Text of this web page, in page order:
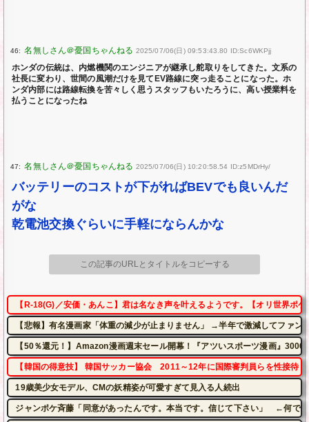
46: 2025/07/06(日) 09:53:43.80 ID:Sc6WKPjj
ホンダの伝統は、内燃機関のエンジニアが継承し舵取りをしてきた。文系の
社長に変わり、世間の風潮だけを見てEV路線に突っ走ることになった。ホ
ンダ内部には路線転換を苦々しく思うスタッフもいたろうに、高い授業料を
払うことになったね
47: 2025/07/06(日) 10:20:58.54 ID:z5MDrHy/
バッテリーのコストが下がればBEVでも良いんだ
がな
乾電池交換ぐらいに手軽にならんかな
この記事のURLとタイトルをコピーする
【R-18(G)／安価・あんこ】君は名なき声を叶えるようです。【オリ世界ポ
【悲報】有名漫画家「体重の減少が止まりません」 →半年で激減してファン
【50％還元！】Amazon漫画週末セール開幕！『アツいスポーツ漫画』3000
【韓国の得意技】 韓国サッカー協会 2011～12年に国際審判員らを性接待
19歳美少女モデル、CMの妖精姿が可愛すぎて見入る人続出
ジャンポケ斉藤「同意があったんです。本当です。信じて下さい」 ←何で